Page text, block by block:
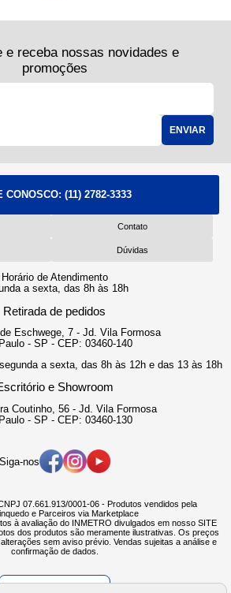
e receba nossas novidades e
promoções
ENVIAR
CONOSCO: (11) 2782-3333
Contato
Dúvidas
Horário de Atendimento
a sexta, das 8h às 18h
Retirada de pedidos
Eschwege, 7 - Jd. Vila Formosa
- SP - CEP: 03460-140
a sexta, das 8h às 12h e das 13 às 18h
e Showroom
Coutinho, 56 - Jd. Vila Formosa
- SP - CEP: 03460-130
Siga-nos
07.661.913/0001-06 - Produtos vendidos pela
e Parceiros via Marketplace
à avaliação do INMETRO divulgados em nosso SITE
dos produtos são meramente ilustrativas. Os preços
sem aviso prévio. Vendas sujeitas a análise e
confirmação de dados.